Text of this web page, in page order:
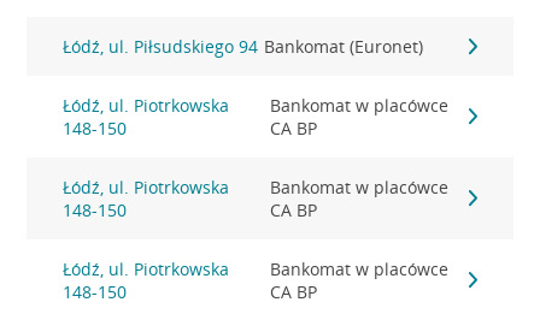
Łódź, ul. Piłsudskiego 94 Bankomat (Euronet)
Łódź, ul. Piotrkowska
148-150
Bankomat w placówce
CA BP
Łódź, ul. Piotrkowska
148-150
Bankomat w placówce
CA BP
Łódź, ul. Piotrkowska
148-150
Bankomat w placówce
CA BP